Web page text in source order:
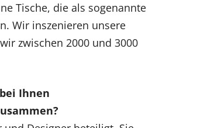
Tische, die als sogenannte
Wir inszenieren unsere
zwischen 2000 und 3000
Ihnen